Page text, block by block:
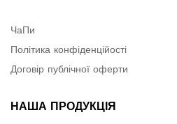
ЧаПи
Політика конфіденційості
Договір публічної оферти
НАША ПРОДУКЦІЯ